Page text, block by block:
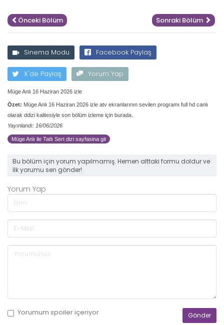
Önceki Bölüm Sonraki Bölüm
Sinema Modu Facebook Paylaş
X'de Paylaş Yorum Yap
Müge Anlı 16 Haziran 2026 izle
Özet: Müge Anlı 16 Haziran 2026 izle atv ekranlarının sevilen programı full hd canlı
olarak ddizi kalitesiyle son bölüm izleme için burada.
Yayınlandı: 16/06/2026
Müge Anlı ile Tatlı Sert dizi sayfasina git
Bu bölüm için yorum yapılmamış. Hemen alttaki formu doldur ve
ilk yorumu sen gönder!
Yorum Yap
Yorumum spoileriçeriyor